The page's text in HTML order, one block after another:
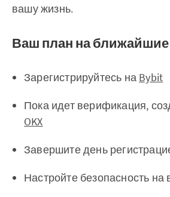
вашу жизнь.
Ваш план на ближайшие
Зарегистрируйтесь на Bybit
Пока идет верификация,
OKX
Завершите день
Настройте безопасность